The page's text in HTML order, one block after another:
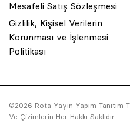
Mesafeli Satış Sözleşmesi
Gizlilik, Kişisel Verilerin
Korunması ve İşlenmesi
Politikası
©2026 Rota Yayın Yapım Tanıtım
Ve Çizimlerin Her Hakkı Saklıdır.
© 2001 Rota Yayın Yapım
Asquared WordPress